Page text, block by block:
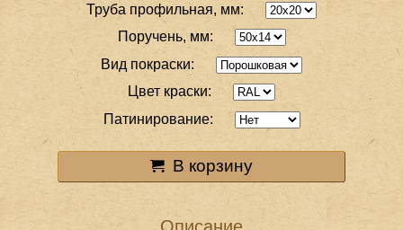
Труба профильная, мм:
Поручень, мм:
Вид покраски:
Цвет краски:
Патинирование:
В корзину